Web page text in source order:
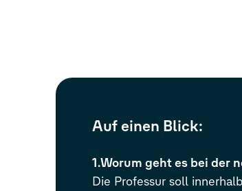
Auf einen Blick:
1.Worum geht es bei der
Die Professur soll